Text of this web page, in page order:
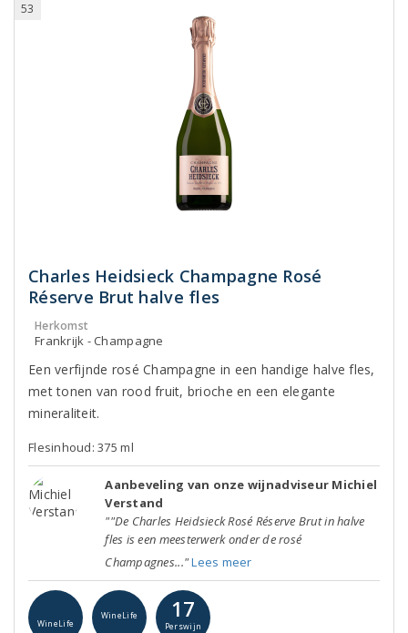
53
Charles Heidsieck Champagne Rosé
Réserve Brut halve fles
Herkomst
Frankrijk - Champagne
Een verfijnde rosé Champagne in een handige halve fles,
met tonen van rood fruit, brioche en een elegante
mineraliteit.
Flesinhoud: 375 ml
Aanbeveling van onze wijnadviseur Michiel
Verstand
""De Charles Heidsieck Rosé Réserve Brut in halve
fles is een meesterwerk onder de rosé
Champagnes..."Lees meer
WineLife
WineLife 17
Perswijn